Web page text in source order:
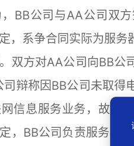
公司与AA公司双方
，系争合同实际为服
双方对AA公司向BB公
辩称因BB公司未取得
信息服务业务，故系
，BB公司负责服务器